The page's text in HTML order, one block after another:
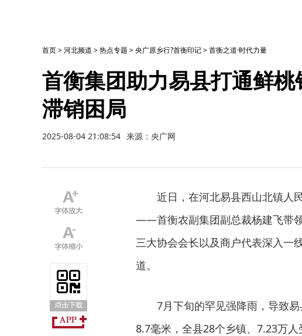
首页>河北频道 >热点专题 >央广原乡行?首衡印记>首衡之道·时代力量
首衡集团助力易县打通鲜
滞销困局
2025-08-04 21:08:54 来源：央广网
近日，在河北易县西山北镇人
——首衡农副集团副总裁杨建飞带
三大协会会长以及商户代表深入一
道。
7月下旬的罕见强降雨，导致
8.7毫米，全县28个乡镇、7.23万